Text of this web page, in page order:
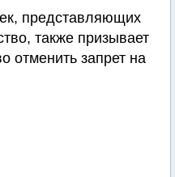
представляющих
также призывает
отменить запрет на